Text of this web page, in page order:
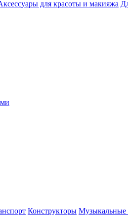
для красоты и макияжа
Конструкторы Музыкальные